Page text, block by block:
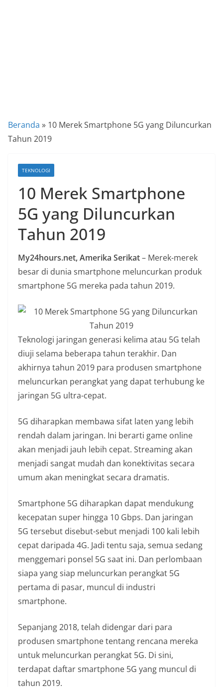
e
k
i
n
i
a
n
T
n
a
H
o
a
x
Beranda » 10 Merek Smartphone 5G yang Diluncurkan
Tahun 2019
TEKNOLOGI
10 Merek Smartphone
5G yang Diluncurkan
Tahun 2019
My24hours.net, Amerika Serikat– Merek-merek
besar di dunia smartphone meluncurkan produk
smartphone 5G mereka pada tahun 2019.
Teknologi jaringan generasi kelima atau 5G telah
diuji selama beberapa tahun terakhir. Dan
akhirnya tahun 2019 para produsen smartphone
meluncurkan perangkat yang dapat terhubung ke
jaringan 5G ultra-cepat.
5G diharapkan membawa sifat laten yang lebih
rendah dalam jaringan. Ini berarti game online
akan menjadi jauh lebih cepat. Streaming akan
menjadi sangat mudah dan konektivitas secara
umum akan meningkat secara dramatis.
Smartphone 5G diharapkan dapat mendukung
kecepatan super hingga 10 Gbps. Dan jaringan
5G tersebut disebut-sebut menjadi 100 kali lebih
cepat daripada 4G. Jadi tentu saja, semua sedang
menggemari ponsel 5G saat ini. Dan perlombaan
siapa yang siap meluncurkan perangkat 5G
pertama di pasar, muncul di industri
smartphone.
Sepanjang 2018, telah didengar dari para
produsen smartphone tentang rencana mereka
untuk meluncurkan perangkat 5G. Di sini,
terdapat daftar smartphone 5G yang muncul di
tahun 2019.